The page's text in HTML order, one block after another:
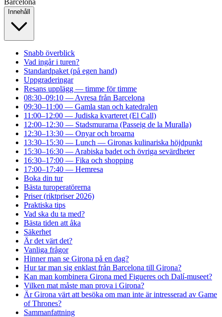
Innehåll
Snabb överblick
Vad ingår i turen?
Standardpaket (på egen hand)
Uppgraderingar
Resans upplägg — timme för timme
08:30–09:10 — Avresa från Barcelona
09:30–11:00 — Gamla stan och katedralen
11:00–12:00 — Judiska kvarteret (El Call)
12:00–12:30 — Stadsmurarna (Passeig de la Muralla)
12:30–13:30 — Onyar och broarna
13:30–15:30 — Lunch — Gironas kulinariska höjdpunkt
15:30–16:30 — Arabiska badet och övriga sevärdheter
16:30–17:00 — Fika och shopping
17:00–17:40 — Hemresa
Boka din tur
Bästa turoperatörerna
Priser (riktpriser 2026)
Praktiska tips
Vad ska du ta med?
Bästa tiden att åka
Säkerhet
Är det värt det?
Vanliga frågor
Hinner man se Girona på en dag?
Hur tar man sig enklast från Barcelona till Girona?
Kan man kombinera Girona med Figueres och Dalí-museet?
Vilken mat måste man prova i Girona?
Är Girona värt att besöka om man inte är intresserad av Game
of Thrones?
Sammanfattning